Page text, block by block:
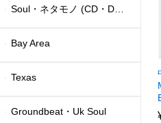
Soul・ネタモノ (CD・DVD)
Bay Area
Texas
Groundbeat・Uk Soul